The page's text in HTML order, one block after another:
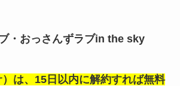
・おっさんずラブin the sky
は、15日以内に解約すれば無料